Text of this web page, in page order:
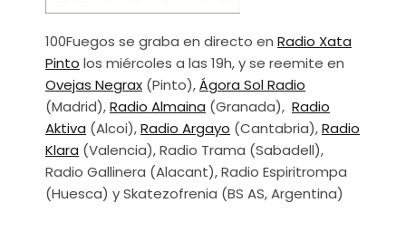
100Fuegos se graba en directo en Radio Xata
Pinto los miércoles a las 19h, y se reemite en
Ovejas Negrax (Pinto),Ágora Sol Radio
(Madrid),Radio Almaina (Granada), Radio
Aktiva (Alcoi),Radio Argayo (Cantabria),Radio
Klara (Valencia), Radio Trama (Sabadell),
Radio Gallinera (Alacant), Radio Espiritrompa
(Huesca) y Skatezofrenia (BS AS, Argentina)